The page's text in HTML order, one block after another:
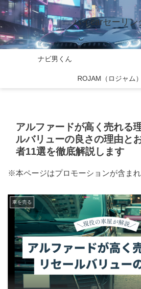
バイcarセーリン
ナビ男くん
ROJAM（ロジャム）
アルファードが高く売れる
ルバリューの良さの理由と
者11選を徹底解説します
※本ページはプロモーションが含ま
車を売る